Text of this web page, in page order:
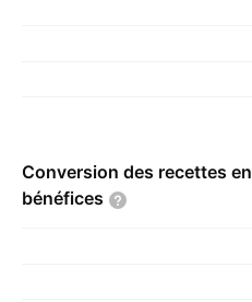
Conversion des recettes en
bénéfices